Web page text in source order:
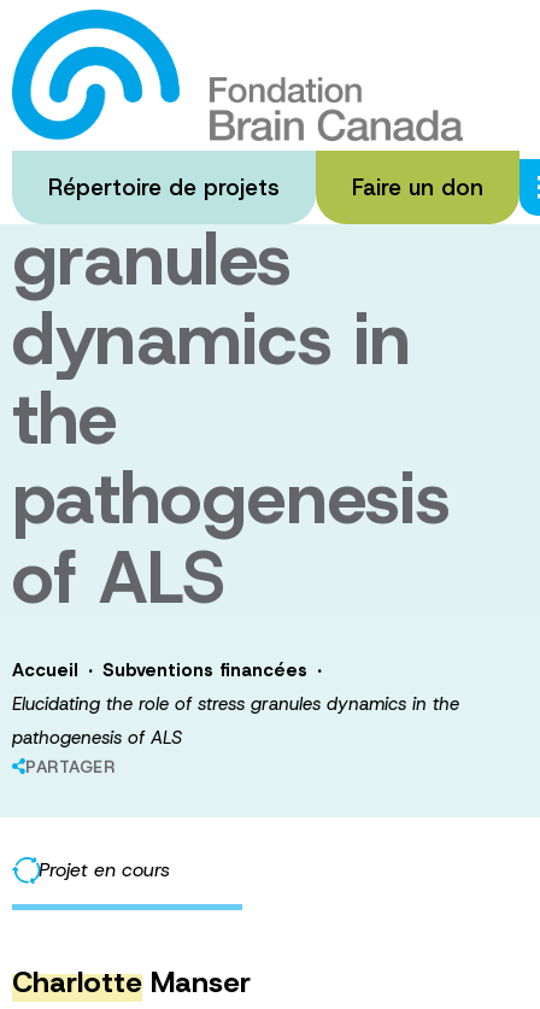
Passer
au
contenu
principal
Répertoire de projets Faire un don
Elucidating the
role of stress
granules
dynamics in
the
pathogenesis
of ALS
Accueil · Subventions financées ·
Elucidating the role of stress granules dynamics in the
pathogenesis of ALS
PARTAGER
Projet en cours
Charlotte Manser